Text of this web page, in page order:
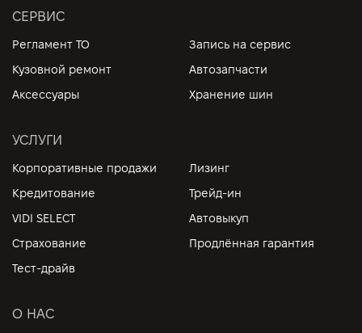
СЕРВИС
Регламент ТО
Запись на сервис
Кузовной ремонт
Автозапчасти
Аксессуары
Хранение шин
УСЛУГИ
Корпоративные продажи
Лизинг
Кредитование
Трейд-ин
VIDI SELECT
Автовыкуп
Страхование
Продлённая гарантия
Тест-драйв
О НАС